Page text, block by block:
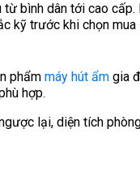
bình dân tới cao
kỹ trước khi chọn mua
phẩm máy hút ẩm gia
hợp.
lại, diện tích